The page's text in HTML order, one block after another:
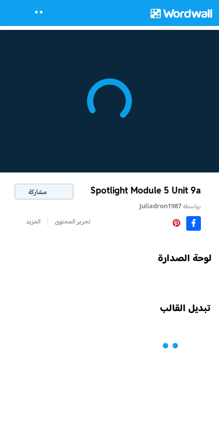
Spotlight Module 5 Unit 9a مشاركة
بواسطةJuliadron1987
تحرير المحتوى
المزيد
لوحة الصدارة
تبديل القالب